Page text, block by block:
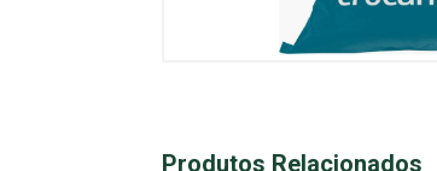
Produtos Relacionados